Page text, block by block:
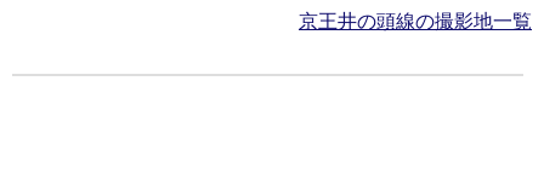
京王井の頭線の撮影地一覧